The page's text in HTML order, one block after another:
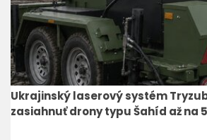
Ukrajinský laserový systém
zasiahnuť drony typu Šahíd až na